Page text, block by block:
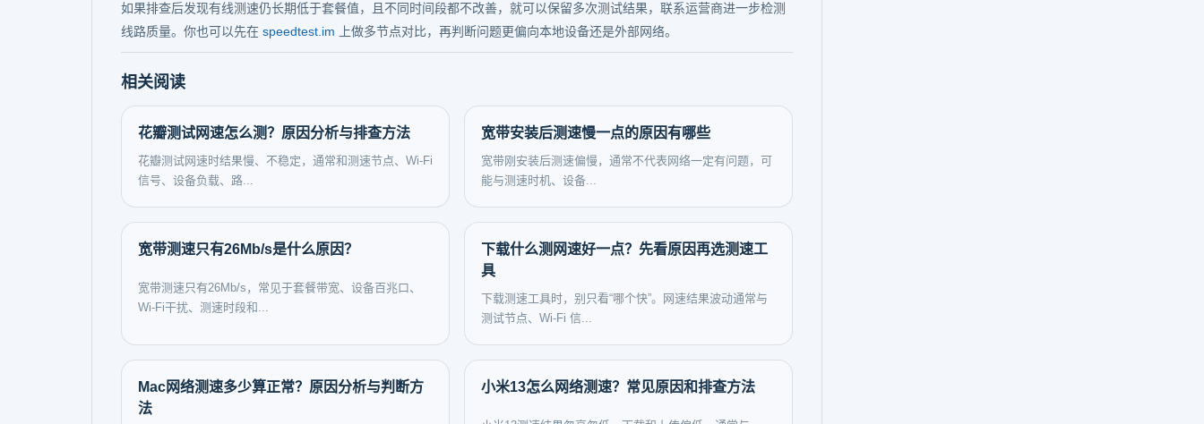
如果排查后发现有线测速仍长期低于套餐值，且不同时间段都不改善，就可以保留多次测试结果，联系运营商进一步检测
线路质量。你也可以先在 speedtest.im 上做多节点对比，再判断问题更偏向本地设备还是外部网络。
相关阅读
花瓣测试网速怎么测？原因分析与排查方法
花瓣测试网速时结果慢、不稳定，通常和测速节点、Wi-Fi
信号、设备负载、路...
宽带安装后测速慢一点的原因有哪些
宽带刚安装后测速偏慢，通常不代表网络一定有问题，可
能与测速时机、设备...
宽带测速只有26Mb/s是什么原因？
宽带测速只有26Mb/s，常见于套餐带宽、设备百兆口、
Wi‑Fi干扰、测速时段和...
下载什么测网速好一点？先看原因再选测速工
具
下载测速工具时，别只看“哪个快”。网速结果波动通常与
测试节点、Wi‑Fi 信...
Mac网络测速多少算正常？原因分析与判断方
法
小米13怎么网络测速？常见原因和排查方法